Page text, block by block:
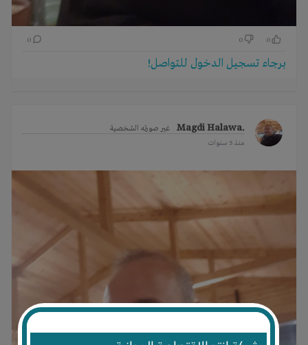
0
0
0
برجاء تسجيل الدخول للتواصل!
.Magdi Halawa غير صورته الشخصية
منذ 5 سنوات